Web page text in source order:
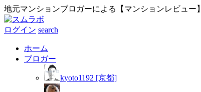
地元マンションブロガーによる【マンションレビュー】
ログイン search
ホーム
ブロガー
kyoto1192 [京都]